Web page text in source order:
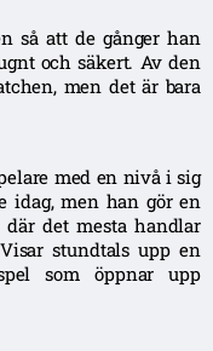
så att de gånger han
och säkert. Av den
men det är bara
med en nivå i sig
idag, men han gör en
det mesta handlar
stundtals upp en
som öppnar upp